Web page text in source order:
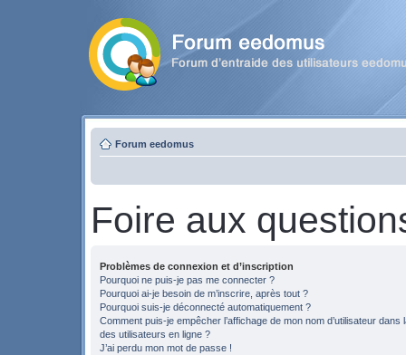
Forum eedomus
Foire aux
Problèmes de connexion et d’inscription
Pourquoi ne puis-je pas me connecter ?
Pourquoi ai-je besoin de m’inscrire, après tout ?
Pourquoi suis-je déconnecté automatiquement ?
Comment puis-je empêcher l’affichage de mon nom d’utilisateur dans
des utilisateurs en ligne ?
J’ai perdu mon mot de passe !